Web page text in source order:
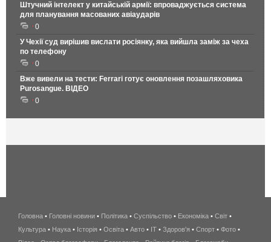
Штучний інтелект у китайській армії: впроваджується система
для планування масованих авіаударів
0
У Чехії суд вирішив вислати росіянку, яка вийшла заміж за чеха
по телефону
0
Вже вивели на тести: Ferrari готує оновлення позашляховика
Purosangue. ВІДЕО
0
беспроводной
интернет
Головна • Головні новини • Політика • Суспільство • Економіка • Світ •
Культура • Наука • Історія • Освіта • Авто • IT • Здоров'я • Спорт • Фото •